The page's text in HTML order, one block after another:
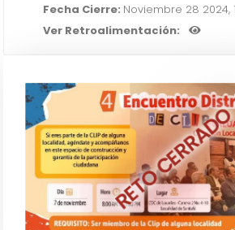
Fecha Cierre: Noviembre 28 2024,
Ver Retroalimentación:
RETO
EVALUACIÓN DE
ENCUENTRO DISTRITAL
IR AL RETO